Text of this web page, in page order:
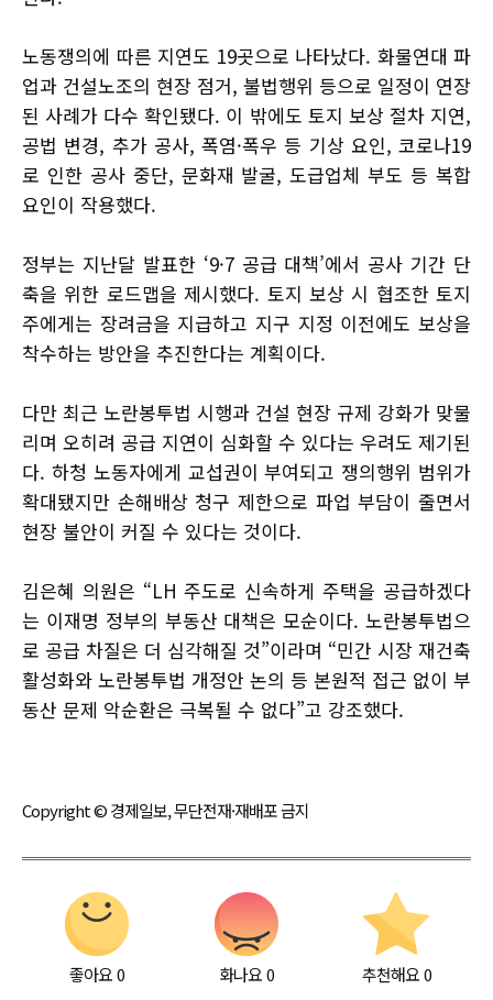
노동쟁의에 따른 지연도 19곳으로 나타났다. 화물연대 파
업과 건설노조의 현장 점거, 불법행위 등으로 일정이 연장
된 사례가 다수 확인됐다. 이 밖에도 토지 보상 절차 지연,
공법 변경, 추가 공사, 폭염·폭우 등 기상 요인, 코로나19
로 인한 공사 중단, 문화재 발굴, 도급업체 부도 등 복합
요인이 작용했다.
정부는 지난달 발표한 ‘9·7 공급 대책’에서 공사 기간 단
축을 위한 로드맵을 제시했다. 토지 보상 시 협조한 토지
주에게는 장려금을 지급하고 지구 지정 이전에도 보상을
착수하는 방안을 추진한다는 계획이다.
다만 최근 노란봉투법 시행과 건설 현장 규제 강화가 맞물
리며 오히려 공급 지연이 심화할 수 있다는 우려도 제기된
다. 하청 노동자에게 교섭권이 부여되고 쟁의행위 범위가
확대됐지만 손해배상 청구 제한으로 파업 부담이 줄면서
현장 불안이 커질 수 있다는 것이다.
김은혜 의원은 “LH 주도로 신속하게 주택을 공급하겠다
는 이재명 정부의 부동산 대책은 모순이다. 노란봉투법으
로 공급 차질은 더 심각해질 것”이라며 “민간 시장 재건축
활성화와 노란봉투법 개정안 논의 등 본원적 접근 없이 부
동산 문제 악순환은 극복될 수 없다”고 강조했다.
Copyright © 경제일보, 무단전재·재배포 금지
좋아요0 화나요0 추천해요 0